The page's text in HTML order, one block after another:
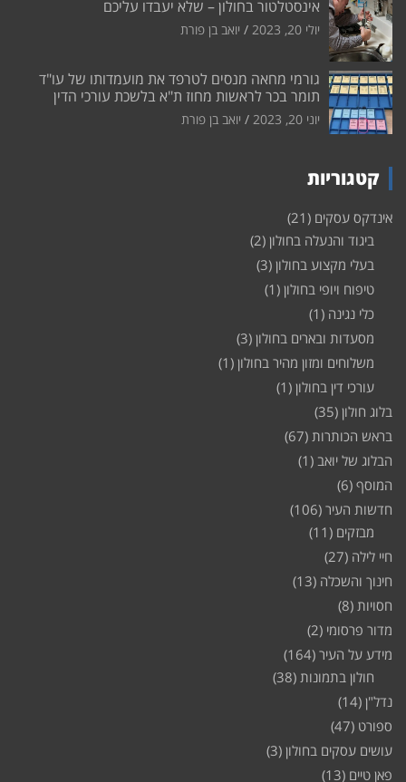
אינסטלטור בחולון – שלא יעבדו עליכם
יולי 20, 2023 יואב בן פורת
גורמי מחאה מנסים לטרפד את מועמדותו של עו"ד
תומר בכר לראשות מחוז ת"א בלשכת עורכי הדין
יוני 20, 2023 יואב בן פורת
קטגוריות
אינדקס עסקים (21)
ביגוד והנעלה בחולון (2)
בעלי מקצוע בחולון (3)
טיפוח ויופי בחולון (1)
כלי נגינה (1)
מסעדות ובארים בחולון (3)
משלוחים ומזון מהיר בחולון (1)
עורכי דין בחולון (1)
בלוג חולון (35)
בראש הכותרות (67)
הבלוג של יואב (1)
המוסף (6)
חדשות העיר (106)
מבזקים (11)
חיי לילה (27)
חינוך והשכלה (13)
חסויות (8)
מדור פרסומי (2)
מידע על העיר (164)
חולון בתמונות (38)
נדל"ן (14)
ספורט (47)
עושים עסקים בחולון (3)
פאן טיים (13)